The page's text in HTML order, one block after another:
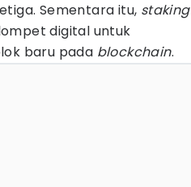
Sementara itu, staking
digital untuk
baru pada blockchain.